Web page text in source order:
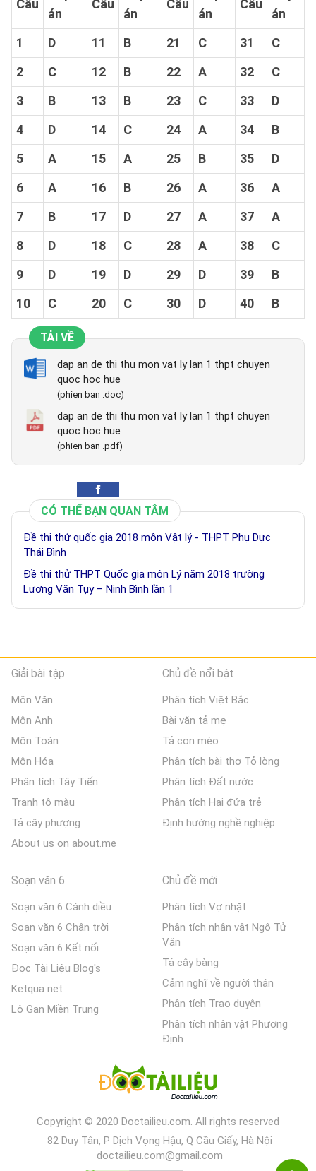
Câu
án
Câu
án
Câu
án
Câu
án
1
D 11 B 21 C 31
C
2
C 12 B 22 A 32
C
3
B 13 B 23 C 33
D
4
D 14 C 24 A 34
B
5
A 15 A 25 B 35
D
6
A 16 B 26 A 36
A
7
B 17 D 27 A 37
A
8
D 18 C 28 A 38
C
9
D 19 D 29 D 39
B
10
C 20 C 30 D 40 B
TẢI VỀ
dap an de thi thu mon vat ly lan 1 thpt chuyen
quoc hoc hue
(phien ban .doc)
dap an de thi thu mon vat ly lan 1 thpt chuyen
quoc hoc hue
(phien ban .pdf)
CÓ THỂ BẠN QUAN TÂM
Đề thi thử quốc gia 2018 môn Vật lý - THPT Phụ Dực
Thái Bình
Đề thi thử THPT Quốc gia môn Lý năm 2018 trường
Lương Văn Tụy – Ninh Bình lần 1
Giải bài tập
Môn Văn
Môn Anh
Môn Toán
Môn Hóa
Phân tích Tây Tiến
Tranh tô màu
Tả cây phượng
About us on about.me
Chủ đề nổi bật
Phân tích Việt Bắc
Bài văn tả mẹ
Tả con mèo
Phân tích bài thơ Tỏ lòng
Phân tích Đất nước
Phân tích Hai đứa trẻ
Định hướng nghề nghiệp
Soạn văn 6
Soạn văn 6 Cánh diều
Soạn văn 6 Chân trời
Soạn văn 6 Kết nối
Đọc Tài Liệu Blog's
Ketqua net
Lô Gan Miền Trung
Chủ đề mới
Phân tích Vợ nhặt
Phân tích nhân vật Ngô Tử
Văn
Tả cây bàng
Cảm nghĩ về người thân
Phân tích Trao duyên
Phân tích nhân vật Phương
Định
Copyright © 2020 Doctailieu.com. All rights reserved
82 Duy Tân, P Dịch Vọng Hậu, Q Cầu Giấy, Hà Nội
doctailieu.com@gmail.com